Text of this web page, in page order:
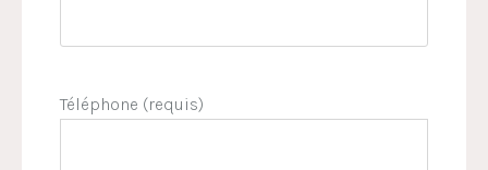
Téléphone (requis)